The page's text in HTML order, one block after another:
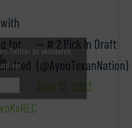
for
— # 2 Pick In Draft
(@AyooTexanNation)
April 12, 2023
Twitter zu aktivieren